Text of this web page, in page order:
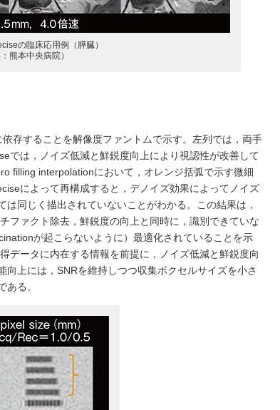
の臨床応用例（膵臓）
熊本中央病院）
存することを解像度ファントムで示す。左列では，両手
では，ノイズ低減と鮮鋭度向上により視認性が改善して
filling interpolationにおいて，オレンジ括弧で示す微細
によって再構成すると，デノイズ効果によってノイズ
同じく描出されていないことがわかる。この結果は，
ファクト除去，鮮鋭度の向上と同時に，識別できていな
が起こらないように）最適化されていることを示
データに内在する情報を前提に，ノイズ低減と鮮鋭度向
向上には，SNRを維持しつつ収集ボクセルサイズを小さ
ある。